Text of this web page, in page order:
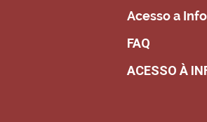
Acesso a
FAQ
ACESSO À